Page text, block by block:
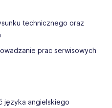
technicznego oraz
prac serwisowych
języka angielskiego